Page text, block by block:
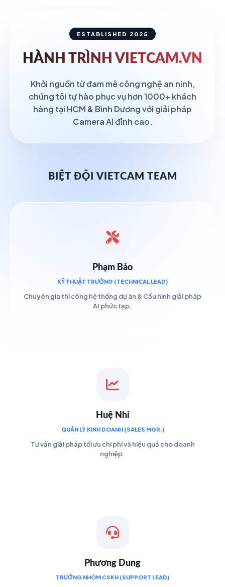
ESTABLISHED 2025
HÀNH TRÌNH VIETCAM.VN
Khởi nguồn từ đam mê công nghệ an ninh,
chúng tôi tự hào phục vụ hơn 1000+ khách
hàng tại HCM & Bình Dương với giải pháp
Camera AI đỉnh cao.
BIỆT ĐỘI VIETCAM TEAM
Phạm Bảo
KỸ THUẬT TRƯỞNG (TECHNICAL LEAD)
Chuyên gia thi công hệ thống dự án & Cấu hình giải pháp
AI phức tạp.
Huệ Nhi
QUẢN LÝ KINH DOANH (SALES MGR.)
Tư vấn giải pháp tối ưu chi phí và hiệu quả cho doanh
nghiệp.
Phương Dung
TRƯỞNG NHÓM CSKH (SUPPORT LEAD)